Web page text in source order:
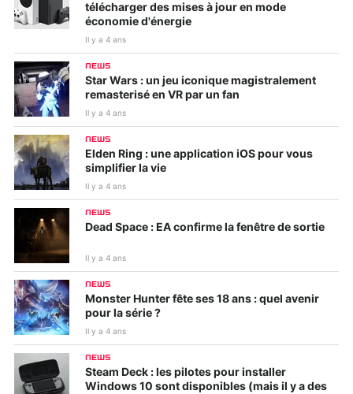
télécharger des mises à jour en mode
économie d'énergie
Il y a 4 ans
NEWS
Star Wars : un jeu iconique magistralement
remasterisé en VR par un fan
Il y a 4 ans
NEWS
Elden Ring : une application iOS pour vous
simplifier la vie
Il y a 4 ans
NEWS
Dead Space : EA confirme la fenêtre de sortie
Il y a 4 ans
NEWS
Monster Hunter fête ses 18 ans : quel avenir
pour la série ?
Il y a 4 ans
NEWS
Steam Deck : les pilotes pour installer
Windows 10 sont disponibles (mais il y a des